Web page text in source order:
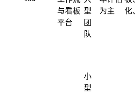
与看板
平台
型
团
队
为主
化
小
型